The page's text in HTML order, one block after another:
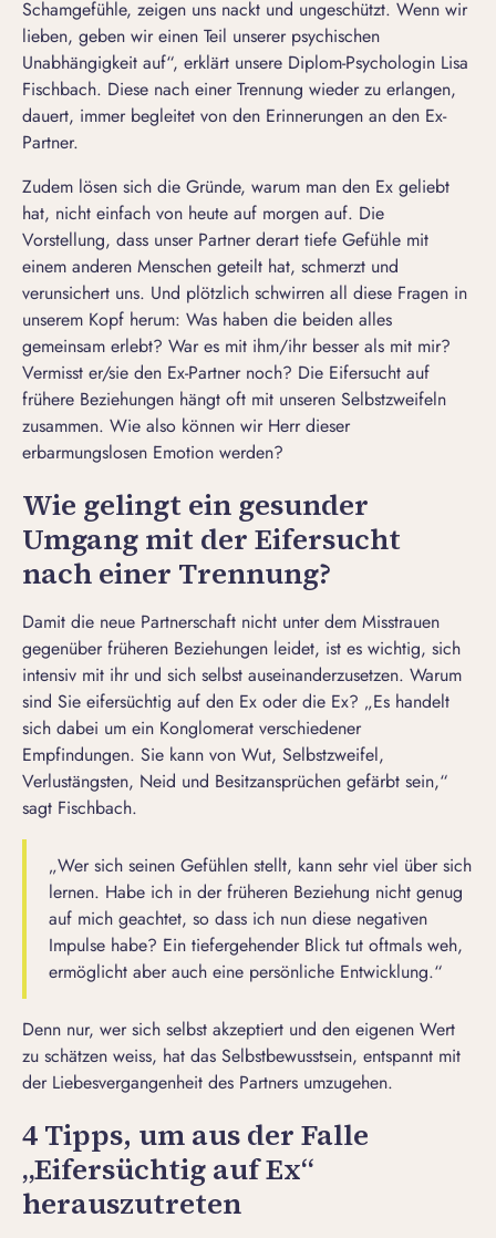
Schamgefühle, zeigen uns nackt und ungeschützt. Wenn wir
lieben, geben wir einen Teil unserer psychischen
Unabhängigkeit auf“, erklärt unsere Diplom-Psychologin Lisa
Fischbach. Diese nach einer Trennung wieder zu erlangen,
dauert, immer begleitet von den Erinnerungen an den Ex-
Partner.
Zudem lösen sich die Gründe, warum man den Ex geliebt
hat, nicht einfach von heute auf morgen auf. Die
Vorstellung, dass unser Partner derart tiefe Gefühle mit
einem anderen Menschen geteilt hat, schmerzt und
verunsichert uns. Und plötzlich schwirren all diese Fragen in
unserem Kopf herum: Was haben die beiden alles
gemeinsam erlebt? War es mit ihm/ihr besser als mit mir?
Vermisst er/sie den Ex-Partner noch? Die Eifersucht auf
frühere Beziehungen hängt oft mit unseren Selbstzweifeln
zusammen. Wie also können wir Herr dieser
erbarmungslosen Emotion werden?
Wie gelingt ein gesunder
Umgang mit der Eifersucht
nach einer Trennung?
Damit die neue Partnerschaft nicht unter dem Misstrauen
gegenüber früheren Beziehungen leidet, ist es wichtig, sich
intensiv mit ihr und sich selbst auseinanderzusetzen. Warum
sind Sie eifersüchtig auf den Ex oder die Ex? „Es handelt
sich dabei um ein Konglomerat verschiedener
Empfindungen. Sie kann von Wut, Selbstzweifel,
Verlustängsten, Neid und Besitzansprüchen gefärbt sein,“
sagt Fischbach.
„Wer sich seinen Gefühlen stellt, kann sehr viel über sich
lernen. Habe ich in der früheren Beziehung nicht genug
auf mich geachtet, so dass ich nun diese negativen
Impulse habe? Ein tiefergehender Blick tut oftmals weh,
ermöglicht aber auch eine persönliche Entwicklung.“
Denn nur, wer sich selbst akzeptiert und den eigenen Wert
zu schätzen weiss, hat das Selbstbewusstsein, entspannt mit
der Liebesvergangenheit des Partners umzugehen.
4 Tipps, um aus der Falle
„Eifersüchtig auf Ex“
herauszutreten